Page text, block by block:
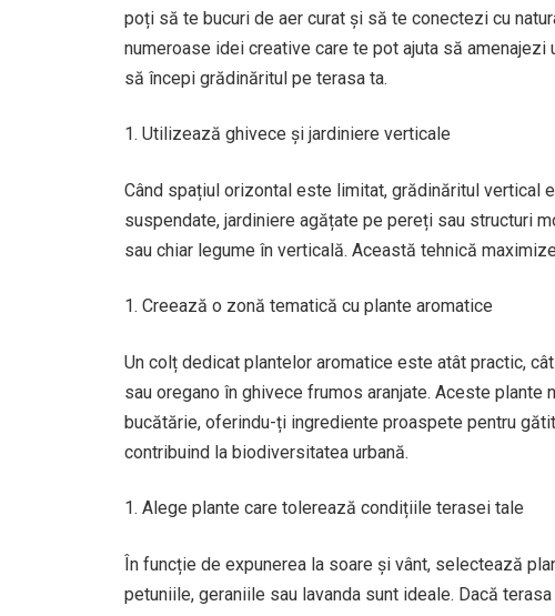
poți să te bucuri de aer curat și să te conectezi cu
numeroase idei creative care te pot ajuta să
să începi grădinăritul pe terasa ta.
Utilizează ghivece și jardiniere verticale
Când spațiul orizontal este limitat, grădinăritul vertical
suspendate, jardiniere agățate pe pereți sau structuri
sau chiar legume în verticală. Această tehnică
Creează o zonă tematică cu plante aromatice
Un colț dedicat plantelor aromatice este atât practic,
sau oregano în ghivece frumos aranjate. Aceste
bucătărie, oferindu-ți ingrediente proaspete pentru
contribuind la biodiversitatea urbană.
Alege plante care tolerează condițiile terasei tale
În funcție de expunerea la soare și vânt, selectează
petuniile, geraniile sau lavanda sunt ideale. Dacă